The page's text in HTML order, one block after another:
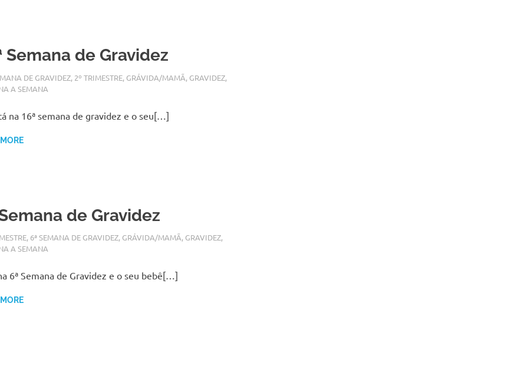
Semana de Gravidez
6, 2017
DE GRAVIDEZ, 2º TRIMESTRE, GRÁVIDA/MAMÃ, GRAVIDEZ,
A SEMANA
na 16ª semana de gravidez e o seu[…]
de Gravidez
29, 2017
, 6ª SEMANA DE GRAVIDEZ, GRÁVIDA/MAMÃ, GRAVIDEZ,
A SEMANA
6ª Semana de Gravidez e o seu bebê[…]